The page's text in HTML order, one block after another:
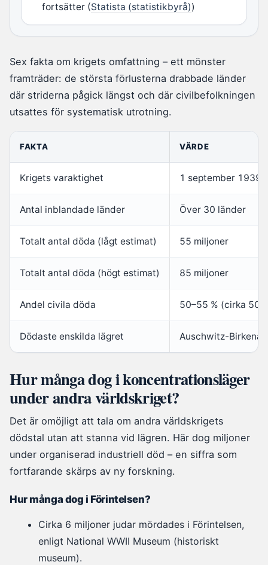
fortsätter (Statista (statistikbyrå))
Sex fakta om krigets omfattning – ett mönster
framträder: de största förlusterna drabbade länder
där striderna pågick längst och där civilbefolkningen
utsattes för systematisk utrotning.
FAKTA VÄRDE
Krigets varaktighet 1 september 1939
Antal inblandade länder Över 30 länder
Totalt antal döda (lågt estimat) 55 miljoner
Totalt antal döda (högt estimat) 85 miljoner
Andel civila döda 50–55 % (cirka 50
Dödaste enskilda lägret Auschwitz-
Hur många dog i koncentrationsläger
under andra världskriget?
Det är omöjligt att tala om andra världskrigets
dödstal utan att stanna vid lägren. Här dog miljoner
under organiserad industriell död – en siffra som
fortfarande skärps av ny forskning.
Hur många dog i Förintelsen?
Cirka 6 miljoner judar mördades i Förintelsen,
enligt National WWII Museum (historiskt
museum).